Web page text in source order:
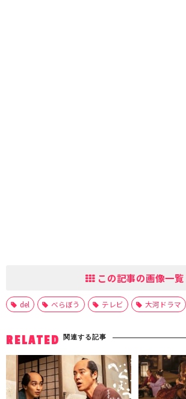
この記事の画像一覧
del べらぼう テレビ 大河ドラマ
RELATED 関連する記事